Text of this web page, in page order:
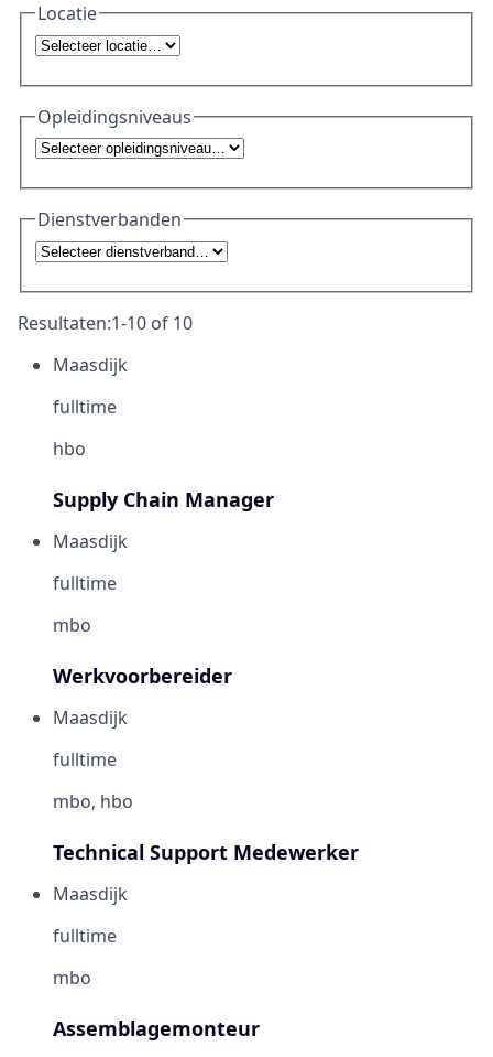
Locatie
Opleidingsniveaus
Dienstverbanden
Resultaten:1-10 of 10
Maasdijk
fulltime
hbo
Supply Chain Manager
Maasdijk
fulltime
mbo
Werkvoorbereider
Maasdijk
fulltime
mbo, hbo
Technical Support Medewerker
Maasdijk
fulltime
mbo
Assemblagemonteur